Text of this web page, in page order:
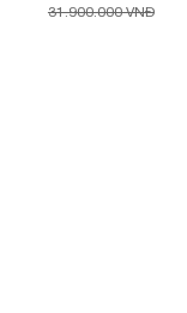
31.900.000 VNĐ